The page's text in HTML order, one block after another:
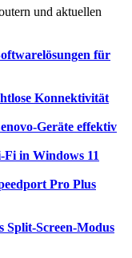
und aktuellen
für
Konnektivität
Geräte effektiv
in Windows 11
Pro Plus
Split-Screen-Modus